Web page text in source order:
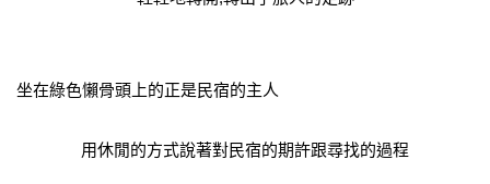
坐在綠色懶骨頭上的正是民宿的主人
用休閒的方式說著對民宿的期許跟尋找的過程